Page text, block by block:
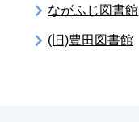
ながふじ図書館
(旧)豊田図書館